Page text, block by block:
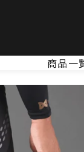
商品一